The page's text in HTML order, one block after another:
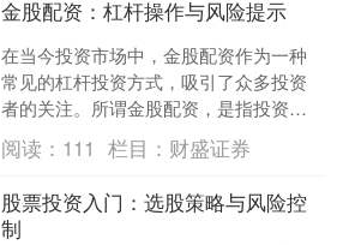
金股配资：杠杆操作与风险提示
在当今投资市场中，金股配资作为一种
常见的杠杆投资方式，吸引了众多投资
者的关注。所谓金股配资，是指投资者
通过向配资公司缴纳一定比例的保证
金，获得数倍于本金的资金进....
阅读： 111 栏目： 财盛证券
股票投资入门：选股策略与风险控
制